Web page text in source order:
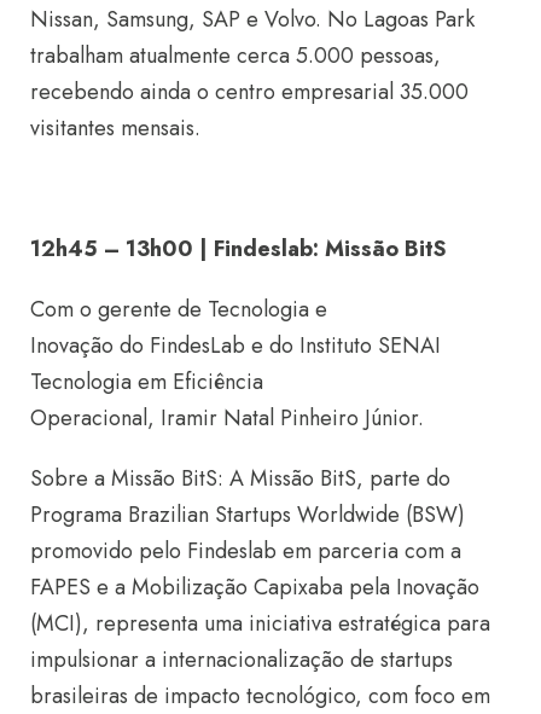
Nissan, Samsung, SAP e Volvo. No Lagoas Park
trabalham atualmente cerca 5.000 pessoas,
recebendo ainda o centro empresarial 35.000
visitantes mensais.
12h45 – 13h00 | Findeslab: Missão BitS
Com o gerente de Tecnologia e
Inovação do FindesLab e do Instituto SENAI
Tecnologia em Eficiência
Operacional, Iramir Natal Pinheiro Júnior.
Sobre a Missão BitS: A Missão BitS, parte do
Programa Brazilian Startups Worldwide (BSW)
promovido pelo Findeslab em parceria com a
FAPES e a Mobilização Capixaba pela Inovação
(MCI), representa uma iniciativa estratégica para
impulsionar a internacionalização de startups
brasileiras de impacto tecnológico, com foco em